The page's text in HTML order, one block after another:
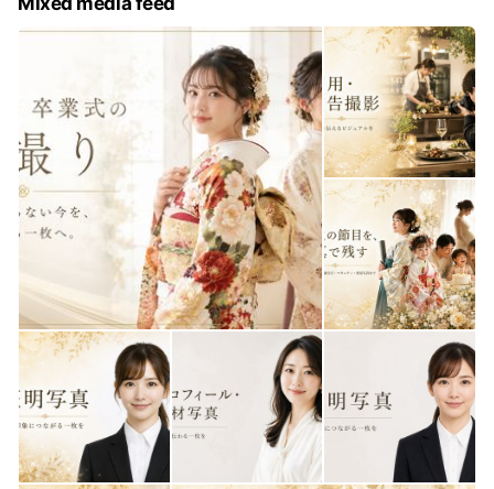
パスポート・免許証・履歴書など
■ プロフィール写真
スタジオ 15,000円
ロケ 25,000円〜
■ 記念撮影
卒業式・成人式・結婚記念日など
スタジオ 25,000円〜
ロケ 35,000円〜
■ 前撮り・婚礼写真
前撮り 39,800円〜
エンゲージメントフォト 29,000円
結婚式当日スナップ＋アルバム 159,000円
■ 商品撮影
1カット 2,000円〜